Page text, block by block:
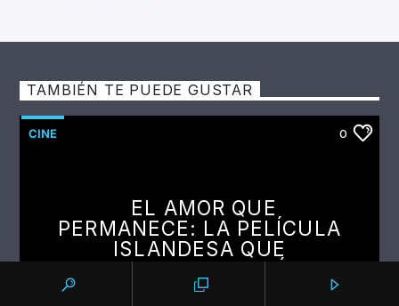
TAMBIÉN TE PUEDE GUSTAR
CINE 0
EL AMOR QUE
PERMANECE: LA PELÍCULA
ISLANDESA QUE
CONQUISTA A LA CRÍTICA